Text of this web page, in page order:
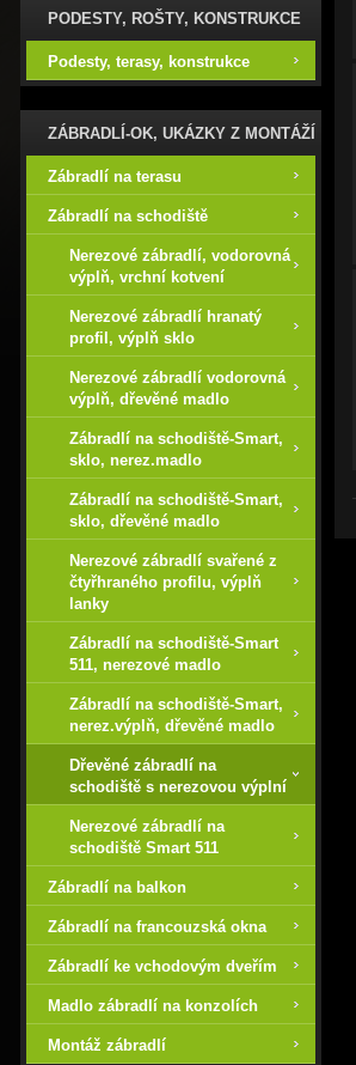
PODESTY, ROŠTY, KONSTRUKCE
Podesty, terasy, konstrukce
ZÁBRADLÍ-OK, UKÁZKY Z MONTÁŽÍ
Zábradlí na terasu
Zábradlí na schodiště
Nerezové zábradlí, vodorovná
výplň, vrchní kotvení
Nerezové zábradlí hranatý
profil, výplň sklo
Nerezové zábradlí vodorovná
výplň, dřevěné madlo
Zábradlí na schodiště-Smart,
sklo, nerez.madlo
Zábradlí na schodiště-Smart,
sklo, dřevěné madlo
Nerezové zábradlí svařené z
čtyřhraného profilu, výplň
lanky
Zábradlí na schodiště-Smart
511, nerezové madlo
Zábradlí na schodiště-Smart,
nerez.výplň, dřevěné madlo
Dřevěné zábradlí na
schodiště s nerezovou výplní
Nerezové zábradlí na
schodiště Smart 511
Zábradlí na balkon
Zábradlí na francouzská okna
Zábradlí ke vchodovým dveřím
Madlo zábradlí na konzolích
Montáž zábradlí